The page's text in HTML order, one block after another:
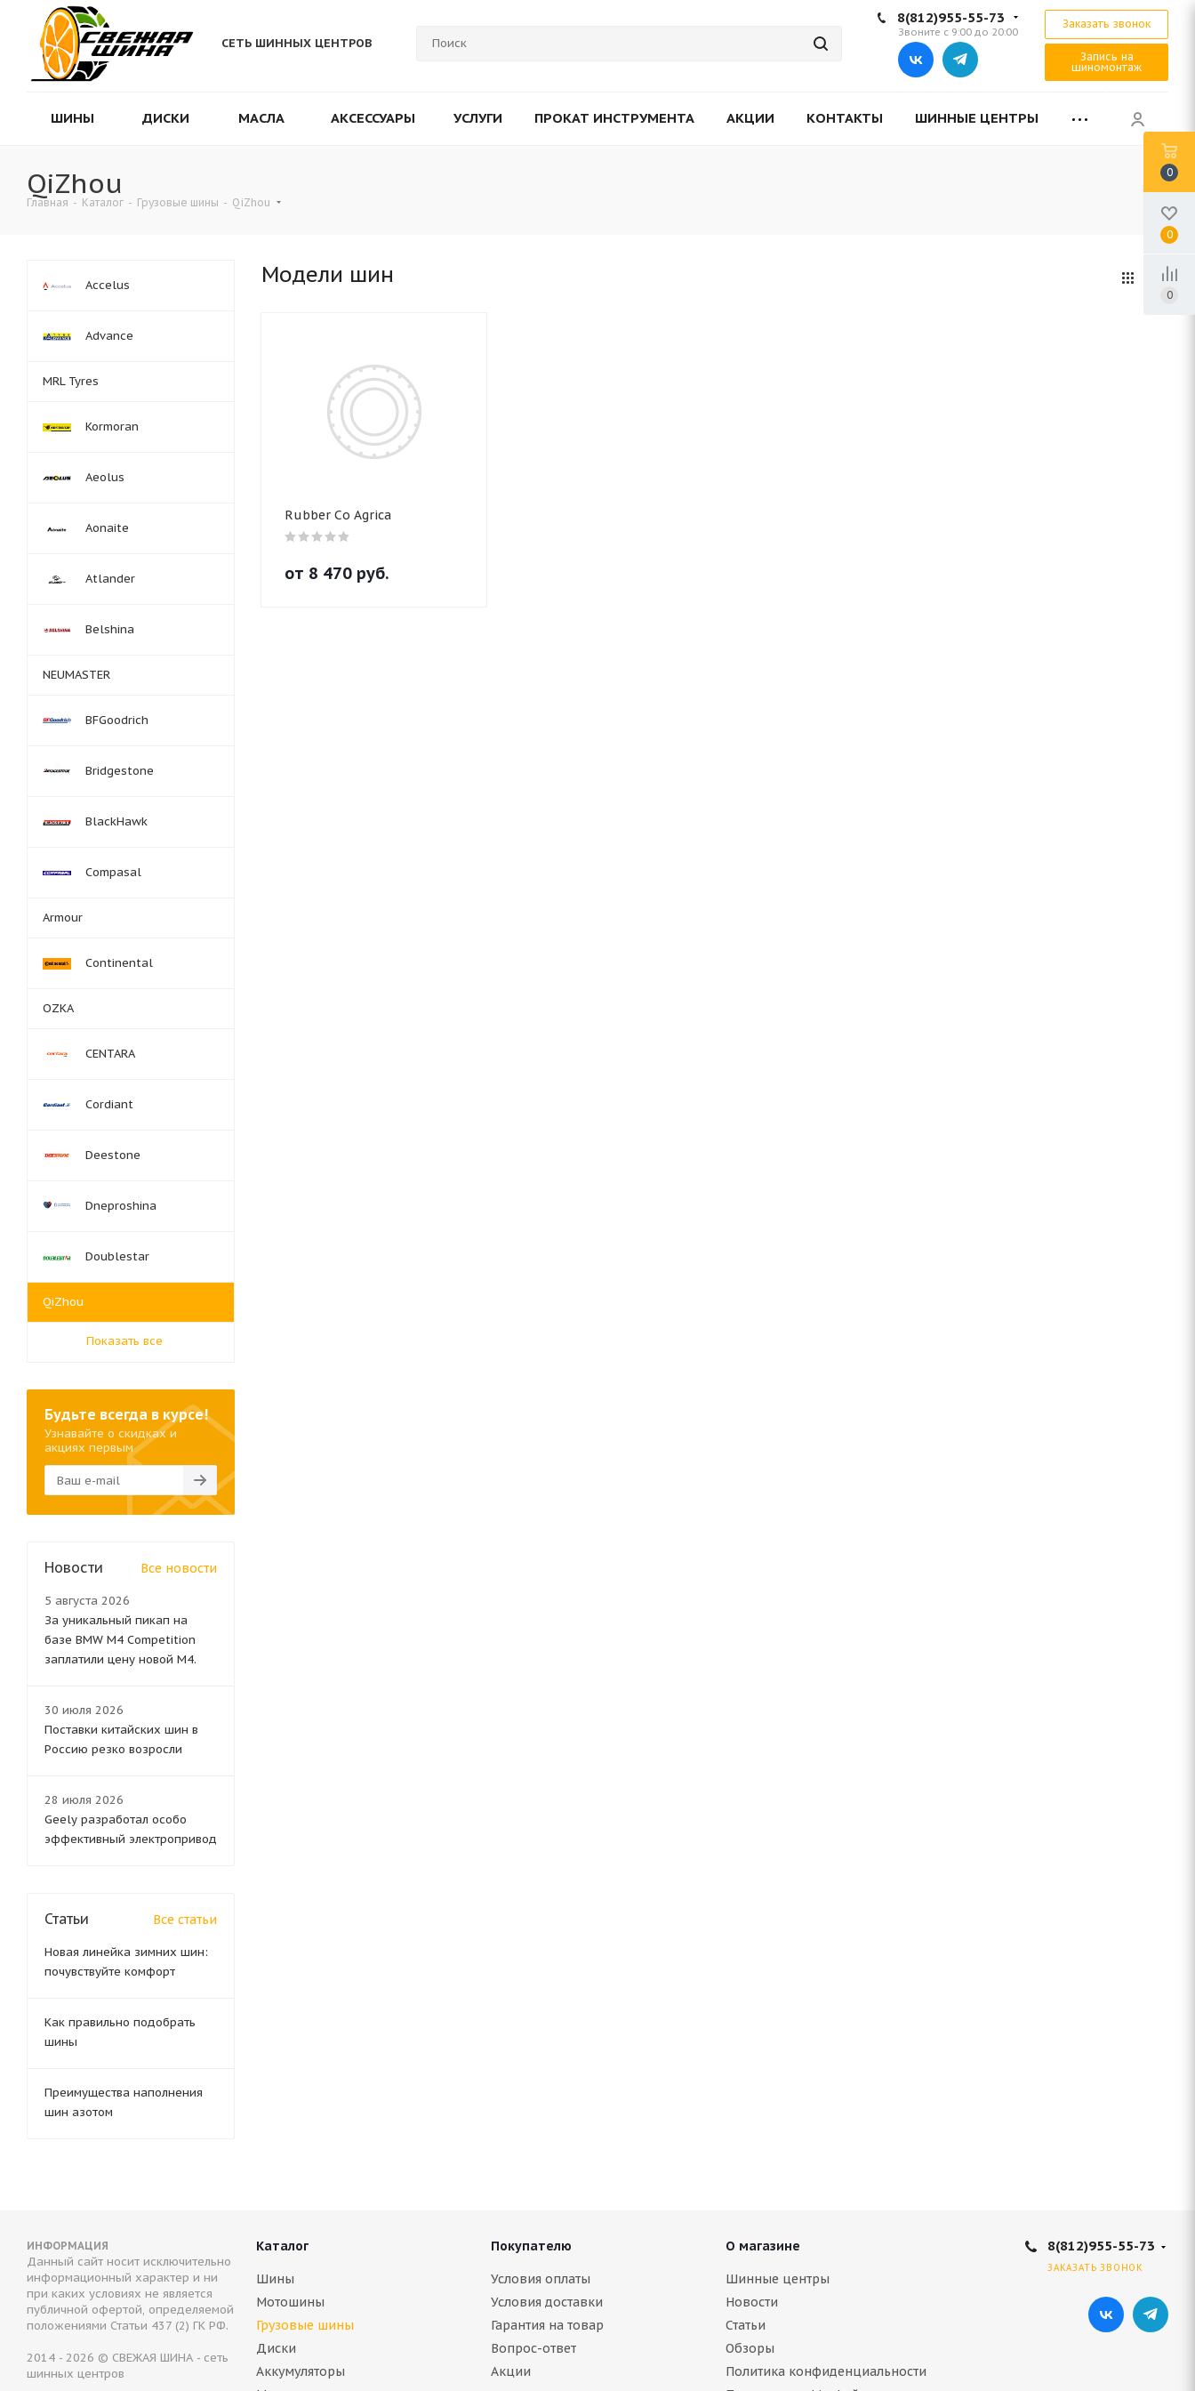
СЕТЬ ШИННЫХ ЦЕНТРОВ
8(812)955-55-73
Звоните с 9:00 до 20:00
Заказать звонок
Запись на
шиномонтаж
ШИНЫ ДИСКИ МАСЛА АКСЕССУАРЫ УСЛУГИ ПРОКАТ ИНСТРУМЕНТА АКЦИИ КОНТАКТЫ ШИННЫЕ ЦЕНТРЫ
QiZhou
Главная - Каталог - Грузовые шины - QiZhou
Модели шин
Rubber Co Agrica
от 8 470 руб.
Accelus
Advance
MRL Tyres
Kormoran
Aeolus
Aonaite
Atlander
Belshina
NEUMASTER
BFGoodrich
Bridgestone
BlackHawk
Compasal
Armour
Continental
OZKA
CENTARA
Cordiant
Deestone
Dneproshina
Doublestar
QiZhou
Показать все
Будьте всегда в курсе!
Узнавайте о скидках и
акциях первым
Новости Все новости
5 августа 2026
За уникальный пикап на
базе BMW M4 Competition
заплатили цену новой M4.
30 июля 2026
Поставки китайских шин в
Россию резко возросли
28 июля 2026
Geely разработал особо
эффективный электропривод
Статьи Все статьи
Новая линейка зимних шин:
почувствуйте комфорт
Как правильно подобрать
шины
Преимущества наполнения
шин азотом
ИНФОРМАЦИЯ
Данный сайт носит исключительно
информационный характер и ни
при каких условиях не является
публичной офертой, определяемой
положениями Статьи 437 (2) ГК РФ.
2014 - 2026 © СВЕЖАЯ ШИНА - сеть
шинных центров
Каталог
Шины
Мотошины
Грузовые шины
Диски
Аккумуляторы
Покупателю
Условия оплаты
Условия доставки
Гарантия на товар
Вопрос-ответ
Акции
О магазине
Шинные центры
Новости
Статьи
Обзоры
Политика конфиденциальности
8(812)955-55-73
ЗАКАЗАТЬ ЗВОНОК
0
0
0